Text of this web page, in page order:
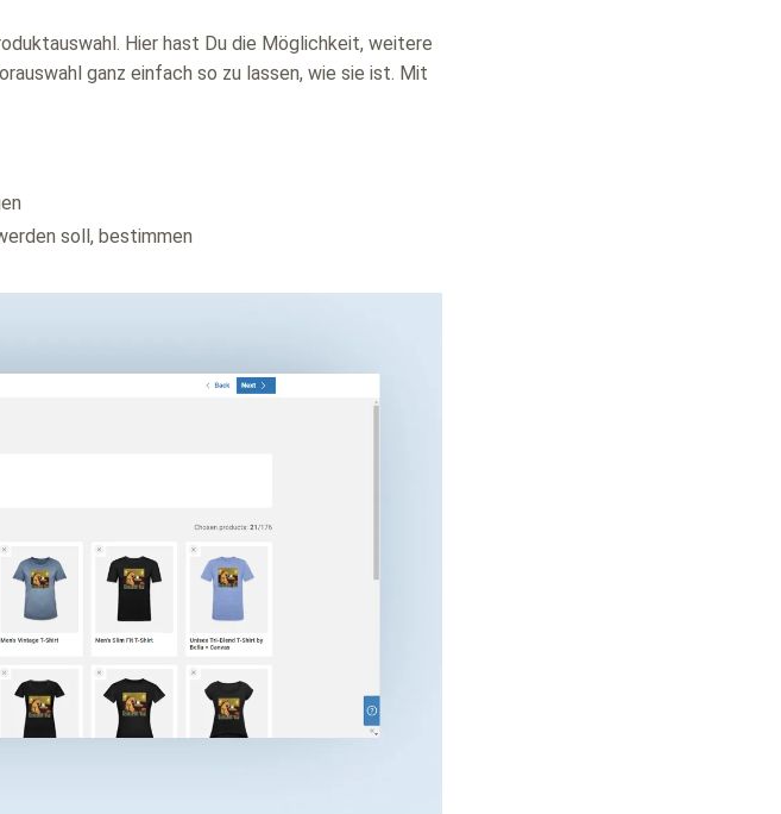
Hier hast Du die Möglichkeit, weitere
ganz einfach so zu lassen, wie sie ist. Mit
soll, bestimmen